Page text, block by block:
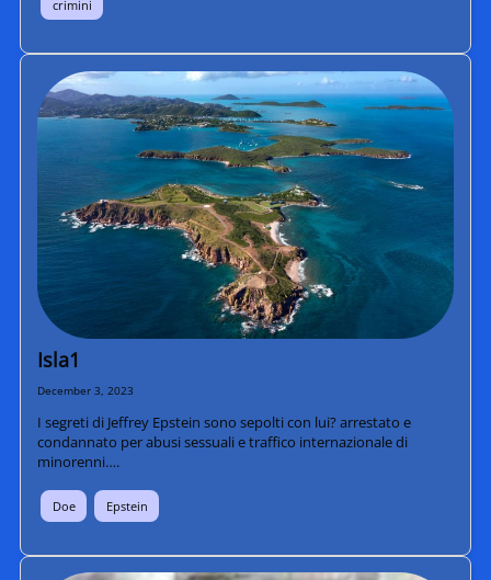
crimini
Isla1
December 3, 2023
I segreti di Jeffrey Epstein sono sepolti con lui? arrestato e
condannato per abusi sessuali e traffico internazionale di
minorenni….
Doe Epstein